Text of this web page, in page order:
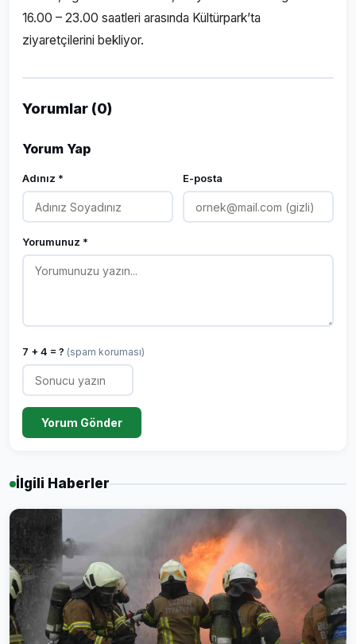
16.00 – 23.00 saatleri arasında Kültürpark’ta
ziyaretçilerini bekliyor.
Yorumlar (0)
Yorum Yap
Adınız * E-posta
Yorumunuz *
7 + 4 = ? (spam koruması)
Yorum Gönder
İlgili Haberler